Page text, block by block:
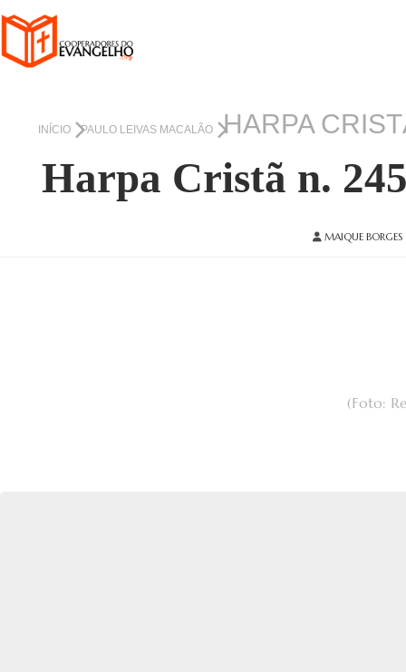
INÍCIO PAULO LEIVAS MACALÃO HARPA
Harpa Cristã n.
MAIQUE BORGES
(Foto: